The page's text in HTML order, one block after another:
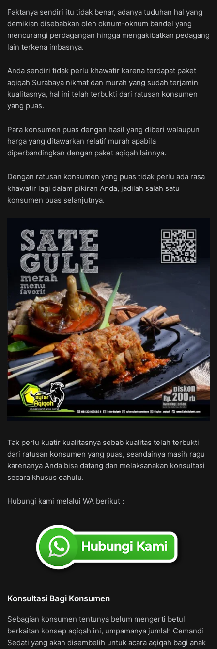
Faktanya sendiri itu tidak benar, adanya tuduhan hal yang
demikian disebabkan oleh oknum-oknum bandel yang
mencurangi perdagangan hingga mengakibatkan pedagang
lain terkena imbasnya.
Anda sendiri tidak perlu khawatir karena terdapat paket
aqiqah Surabaya nikmat dan murah yang sudah terjamin
kualitasnya, hal ini telah terbukti dari ratusan konsumen
yang puas.
Para konsumen puas dengan hasil yang diberi walaupun
harga yang ditawarkan relatif murah apabila
diperbandingkan dengan paket aqiqah lainnya.
Dengan ratusan konsumen yang puas tidak perlu ada rasa
khawatir lagi dalam pikiran Anda, jadilah salah satu
konsumen puas selanjutnya.
Tak perlu kuatir kualitasnya sebab kualitas telah terbukti
dari ratusan konsumen yang puas, seandainya masih ragu
karenanya Anda bisa datang dan melaksanakan konsultasi
secara khusus dahulu.
Hubungi kami melalui WA berikut :
Konsultasi Bagi Konsumen
Sebagian konsumen tentunya belum mengerti betul
berkaitan konsep aqiqah ini, umpamanya jumlah Cemandi
Sedati yang akan disembelih untuk acara aqiqah bagi anak